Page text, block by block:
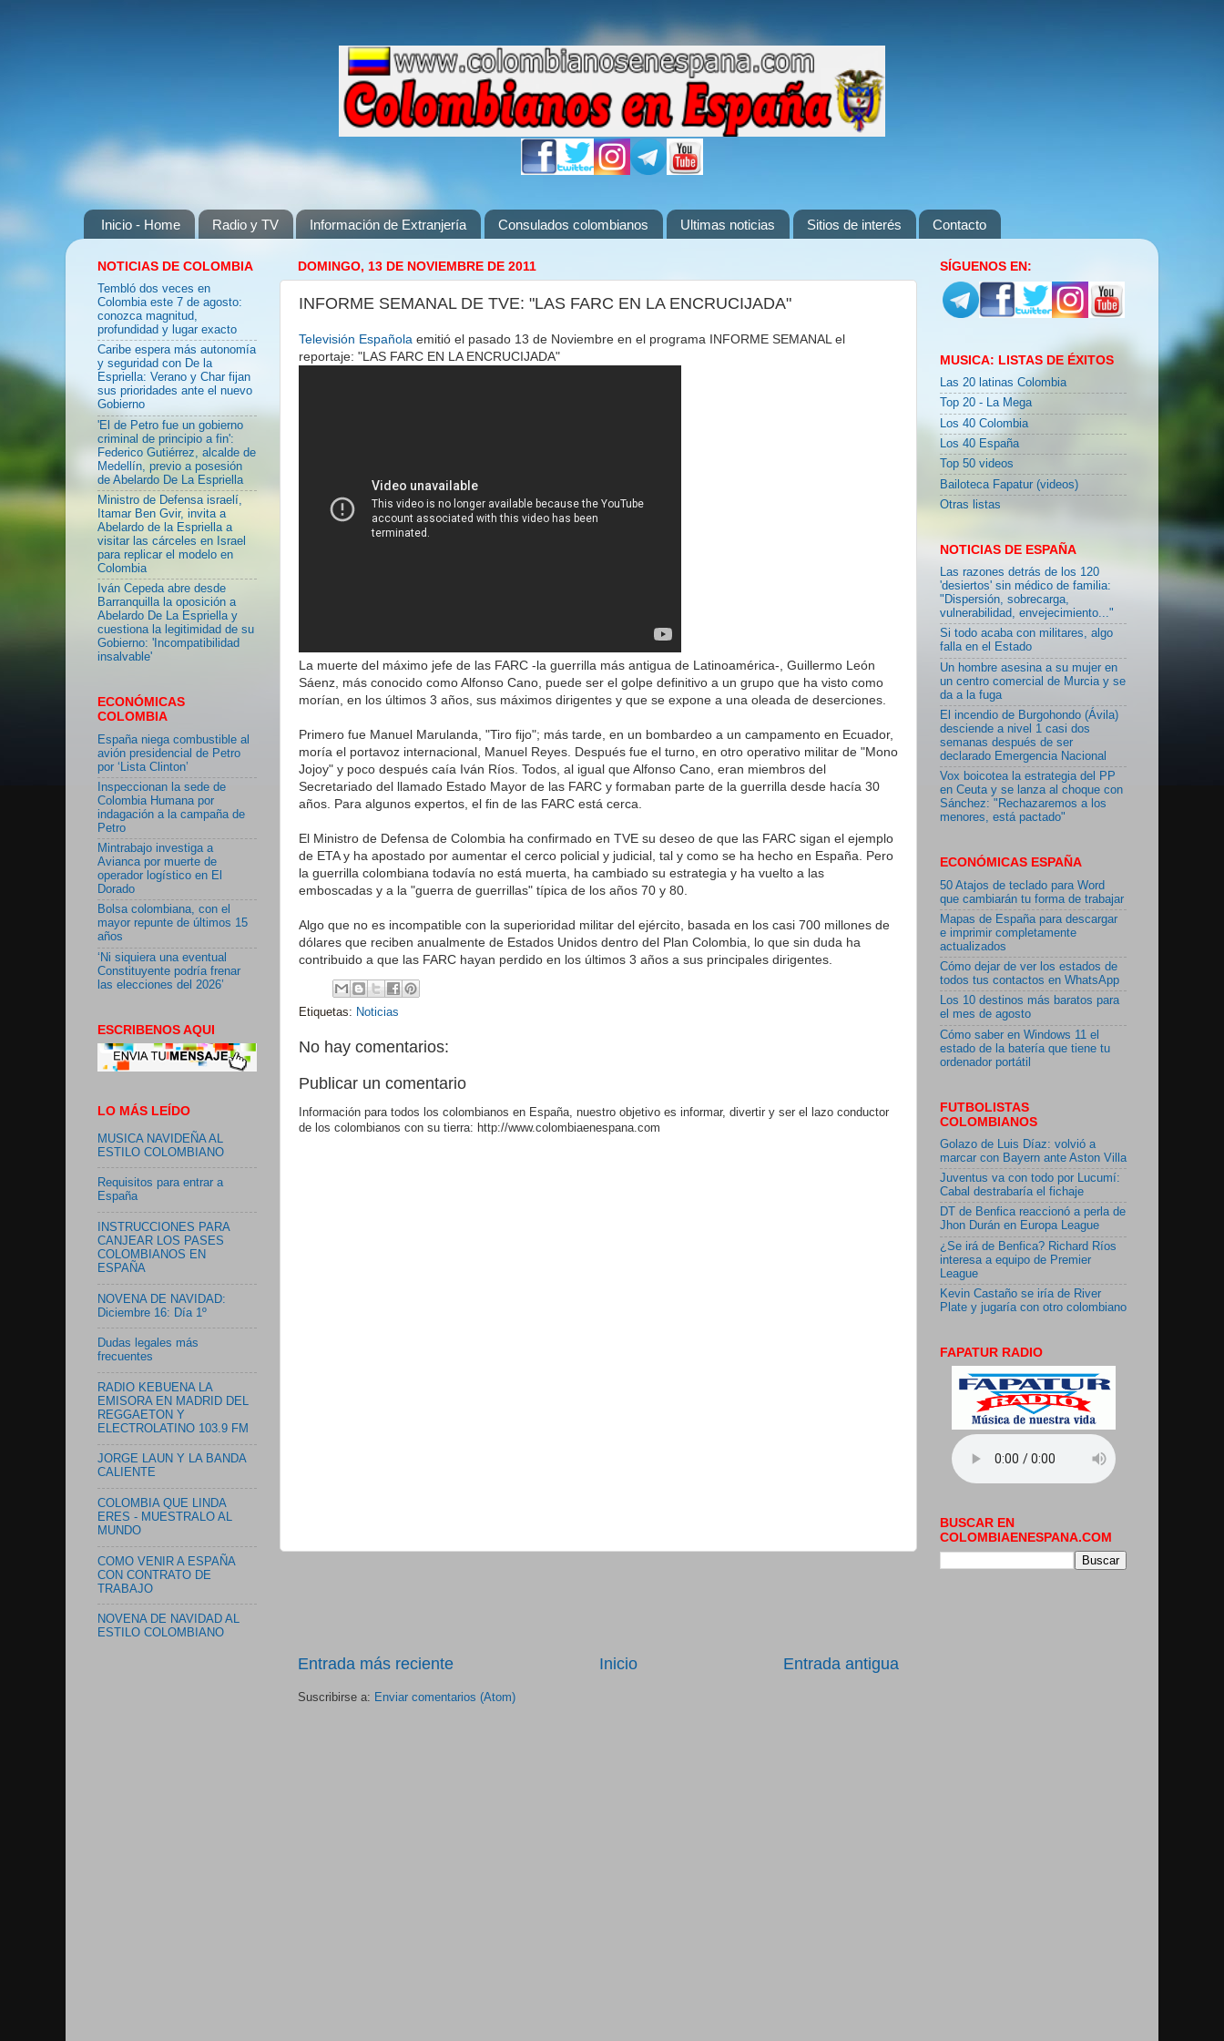
Inicio - Home Radio y TV Información de Extranjería Consulados colombianos Ultimas noticias Sitios de interés Contacto
DOMINGO, 13 DE NOVIEMBRE DE 2011
INFORME SEMANAL DE TVE: "LAS FARC EN LA ENCRUCIJADA"
Televisión Española emitió el pasado 13 de Noviembre en el programa INFORME SEMANAL el
reportaje: "LAS FARC EN LA ENCRUCIJADA"
La muerte del máximo jefe de las FARC -la guerrilla más antigua de Latinoamérica-, Guillermo León
Sáenz, más conocido como Alfonso Cano, puede ser el golpe definitivo a un grupo que ha visto como
morían, en los últimos 3 años, sus máximos dirigentes y que se expone a una oleada de deserciones.
Primero fue Manuel Marulanda, "Tiro fijo"; más tarde, en un bombardeo a un campamento en Ecuador,
moría el portavoz internacional, Manuel Reyes. Después fue el turno, en otro operativo militar de "Mono
Jojoy" y poco después caía Iván Ríos. Todos, al igual que Alfonso Cano, eran miembros del
Secretariado del llamado Estado Mayor de las FARC y formaban parte de la guerrilla desde hacía 30
años. Para algunos expertos, el fin de las FARC está cerca.
El Ministro de Defensa de Colombia ha confirmado en TVE su deseo de que las FARC sigan el ejemplo
de ETA y ha apostado por aumentar el cerco policial y judicial, tal y como se ha hecho en España. Pero
la guerrilla colombiana todavía no está muerta, ha cambiado su estrategia y ha vuelto a las
emboscadas y a la "guerra de guerrillas" típica de los años 70 y 80.
Algo que no es incompatible con la superioridad militar del ejército, basada en los casi 700 millones de
dólares que reciben anualmente de Estados Unidos dentro del Plan Colombia, lo que sin duda ha
contribuido a que las FARC hayan perdido en los últimos 3 años a sus principales dirigentes.
Etiquetas: Noticias
No hay comentarios:
Publicar un comentario
Información para todos los colombianos en España, nuestro objetivo es informar, divertir y ser el lazo conductor
de los colombianos con su tierra: http://www.colombiaenespana.com
Entrada más reciente Entrada antigua
Inicio
Suscribirse a: Enviar comentarios (Atom)
NOTICIAS DE COLOMBIA
Tembló dos veces en
Colombia este 7 de agosto:
conozca magnitud,
profundidad y lugar exacto
Caribe espera más autonomía
y seguridad con De la
Espriella: Verano y Char fijan
sus prioridades ante el nuevo
Gobierno
'El de Petro fue un gobierno
criminal de principio a fin':
Federico Gutiérrez, alcalde de
Medellín, previo a posesión
de Abelardo De La Espriella
Ministro de Defensa israelí,
Itamar Ben Gvir, invita a
Abelardo de la Espriella a
visitar las cárceles en Israel
para replicar el modelo en
Colombia
Iván Cepeda abre desde
Barranquilla la oposición a
Abelardo De La Espriella y
cuestiona la legitimidad de su
Gobierno: 'Incompatibilidad
insalvable'
ECONÓMICAS
COLOMBIA
España niega combustible al
avión presidencial de Petro
por ‘Lista Clinton’
Inspeccionan la sede de
Colombia Humana por
indagación a la campaña de
Petro
Mintrabajo investiga a
Avianca por muerte de
operador logístico en El
Dorado
Bolsa colombiana, con el
mayor repunte de últimos 15
años
‘Ni siquiera una eventual
Constituyente podría frenar
las elecciones del 2026’
ESCRIBENOS AQUI
LO MÁS LEÍDO
MUSICA NAVIDEÑA AL
ESTILO COLOMBIANO
Requisitos para entrar a
España
INSTRUCCIONES PARA
CANJEAR LOS PASES
COLOMBIANOS EN
ESPAÑA
NOVENA DE NAVIDAD:
Diciembre 16: Día 1º
Dudas legales más
frecuentes
RADIO KEBUENA LA
EMISORA EN MADRID DEL
REGGAETON Y
ELECTROLATINO 103.9 FM
JORGE LAUN Y LA BANDA
CALIENTE
COLOMBIA QUE LINDA
ERES - MUESTRALO AL
MUNDO
COMO VENIR A ESPAÑA
CON CONTRATO DE
TRABAJO
NOVENA DE NAVIDAD AL
ESTILO COLOMBIANO
SÍGUENOS EN:
MUSICA: LISTAS DE ÉXITOS
Las 20 latinas Colombia
Top 20 - La Mega
Los 40 Colombia
Los 40 España
Top 50 videos
Bailoteca Fapatur (videos)
Otras listas
NOTICIAS DE ESPAÑA
Las razones detrás de los 120
'desiertos' sin médico de familia:
"Dispersión, sobrecarga,
vulnerabilidad, envejecimiento..."
Si todo acaba con militares, algo
falla en el Estado
Un hombre asesina a su mujer en
un centro comercial de Murcia y se
da a la fuga
El incendio de Burgohondo (Ávila)
desciende a nivel 1 casi dos
semanas después de ser
declarado Emergencia Nacional
Vox boicotea la estrategia del PP
en Ceuta y se lanza al choque con
Sánchez: "Rechazaremos a los
menores, está pactado"
ECONÓMICAS ESPAÑA
50 Atajos de teclado para Word
que cambiarán tu forma de trabajar
Mapas de España para descargar
e imprimir completamente
actualizados
Cómo dejar de ver los estados de
todos tus contactos en WhatsApp
Los 10 destinos más baratos para
el mes de agosto
Cómo saber en Windows 11 el
estado de la batería que tiene tu
ordenador portátil
FUTBOLISTAS
COLOMBIANOS
Golazo de Luis Díaz: volvió a
marcar con Bayern ante Aston Villa
Juventus va con todo por Lucumí:
Cabal destrabaría el fichaje
DT de Benfica reaccionó a perla de
Jhon Durán en Europa League
¿Se irá de Benfica? Richard Ríos
interesa a equipo de Premier
League
Kevin Castaño se iría de River
Plate y jugaría con otro colombiano
FAPATUR RADIO
BUSCAR EN
COLOMBIAENESPANA.COM